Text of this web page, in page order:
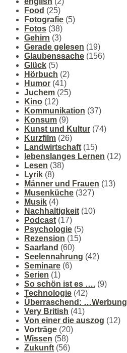
Food (25)
Fotografie (5)
Fotos (38)
Gehirn (3)
Gerade gelesen (19)
Glaubenssache (156)
Glück (5)
Hörbuch (2)
Humor (41)
Juchem (25)
Kino (12)
Kommunikation (37)
Konsum (9)
Kunst und Kultur (74)
Kurzfilm (26)
Landwirtschaft (15)
lebenslanges Lernen (12)
Lesen (38)
Lyrik (8)
Männer und Frauen (13)
Musenküche (327)
Musik (4)
Nachhaltigkeit (10)
Podcast (17)
Psychologie (5)
Rezension (15)
Saarland (60)
Seelennahrung (42)
Seminare (6)
Serien (1)
So schön ist es …. (9)
Technologie (42)
Überraschend: …Werbung
Very British (41)
Von einer die auszog (12)
Vorträge (20)
Wissen (58)
Zukunft (56)